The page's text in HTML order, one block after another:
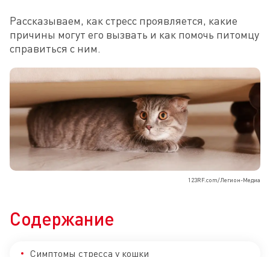
Рассказываем, как стресс проявляется, какие
причины могут его вызвать и как помочь питомцу
справиться с ним.
123RF.com/Легион-Медиа
Содержание
Симптомы стресса у кошки